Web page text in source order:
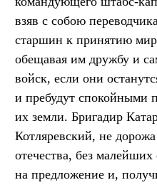
взяв с собою
старшин к принятию
обещавая им дружбу и
войск, если они
и пребудут спокойными
их земли. Бригадир
Котляревский, не
отечества, без
на предложение и,